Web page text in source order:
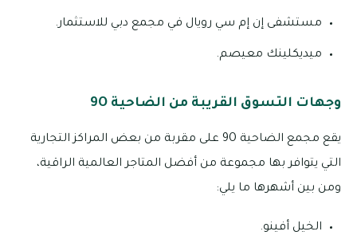
مستشفى إن إم سي رويال في مجمع دبي للاستثمار.
ميديكلينك معيصم.
وجهات التسوق القريبة من الضاحية 9O
يقع مجمع الضاحية 9O على مقربة من بعض المراكز التجارية
التي يتوافر بها مجموعة من أفضل المتاجر العالمية الراقية،
ومن بين أشهرها ما يلي:
الخيل أفينو.